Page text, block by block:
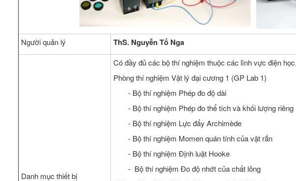
Người quản lý ThS. Nguyễn Tố Nga
Danh mục thiết bị
Có đầy đủ các bộ thí nghiệm thuộc các lĩnh vực điện
Phòng thí nghiệm Vật lý đại cương 1 (GP Lab 1)
- Bộ thí nghiệm Phép đo độ dài
- Bộ thí nghiệm Phép đo thể tích và khối lượng riêng
- Bộ thí nghiệm Lực đẩy Archimède
- Bộ thí nghiệm Momen quán tính của vật rắn
- Bộ thí nghiệm Định luật Hooke
- Bộ thí nghiệm Đo độ nhớt của chất lỏng